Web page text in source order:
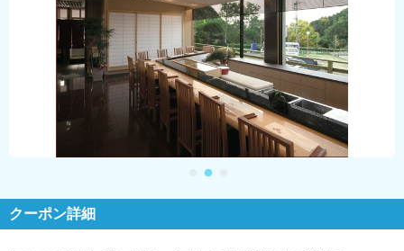
クーポン詳細